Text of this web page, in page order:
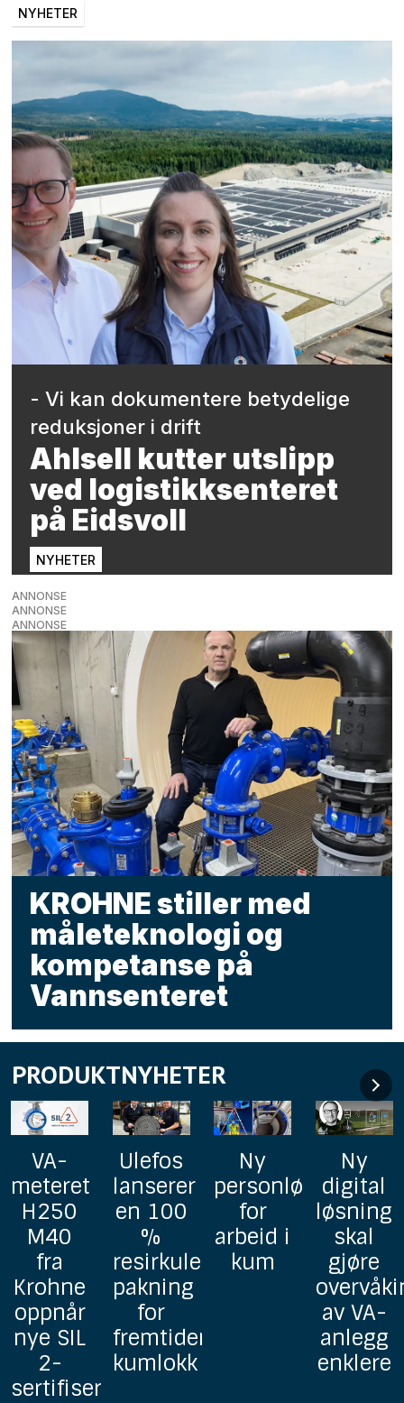
NYHETER
- Vi kan dokumentere betydelige
reduksjoner i drift
Ahlsell kutter utslipp
ved logistikksenteret
på Eidsvoll
NYHETER
ANNONSE
ANNONSE
ANNONSE
KROHNE stiller med
måleteknologi og
kompetanse på
Vannsenteret
PRODUKTNYHETER
Ulefos
lanserer
en 100
%
resirkulerbar
pakning
for
fremtidens
kumlokk
Ny
personløfter
for
arbeid i
kum
Ny
digital
løsning
skal
gjøre
overvåking
GF
lanserer
Uponor
i PP